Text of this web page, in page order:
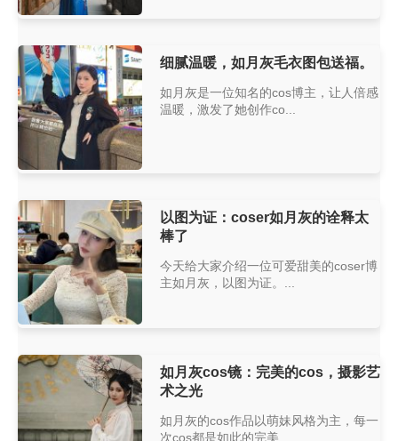
细腻温暖，如月灰毛衣图包送福。
如月灰是一位知名的cos博主，让人倍感
温暖，激发了她创作co...
以图为证：coser如月灰的诠释太
棒了
今天给大家介绍一位可爱甜美的coser博
主如月灰，以图为证。...
如月灰cos镜：完美的cos，摄影艺
术之光
如月灰的cos作品以萌妹风格为主，每一
次cos都是如此的完美...